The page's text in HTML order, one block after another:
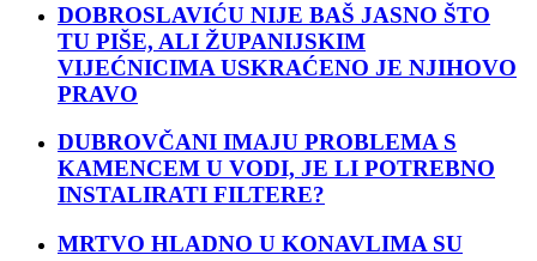
DOBROSLAVIĆU NIJE BAŠ JASNO ŠTO
TU PIŠE, ALI ŽUPANIJSKIM
VIJEĆNICIMA USKRAĆENO JE NJIHOVO
PRAVO
DUBROVČANI IMAJU PROBLEMA S
KAMENCEM U VODI, JE LI POTREBNO
INSTALIRATI FILTERE?
MRTVO HLADNO U KONAVLIMA SU